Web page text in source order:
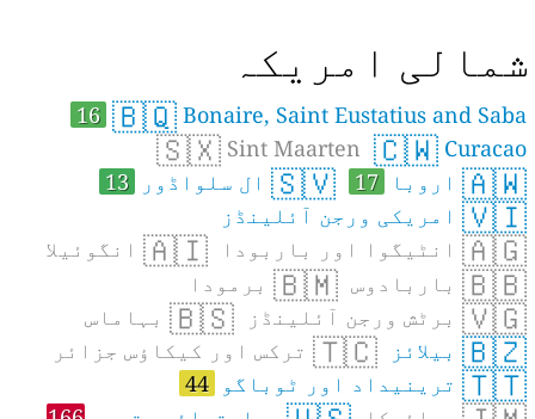
شمالی امریکہ
🇧🇶 Bonaire, Saint Eustatius and Saba
16
🇨🇼 Curacao
🇸🇽 Sint Maarten
🇦🇼اروبا 17
🇸🇻ال سلواڈور 13
🇻🇮امریکی ورجن آئلینڈز
🇦🇬انٹیگوا اور باربودا 🇦🇮انگوئیلا
🇧🇧باربادوس 🇧🇲برمودا
🇻🇬برٹش ورجن آئلینڈز 🇧🇸بہاماس
🇧🇿بیلائز 🇹🇨ترکس اور کیکاؤس جزائر
🇹🇹ترینیداد اور ٹوباگو 44